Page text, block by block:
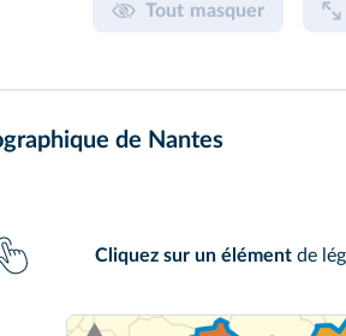
Tout masquer
de Nantes
Cliquez sur un élément de